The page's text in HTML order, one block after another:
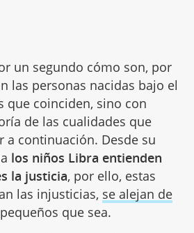
un segundo cómo son, por
las personas nacidas bajo el
que coinciden, sino con
de las cualidades que
a continuación. Desde su
los niños Libra entienden
la justicia, por ello, estas
las injusticias, se alejan de
que sea.